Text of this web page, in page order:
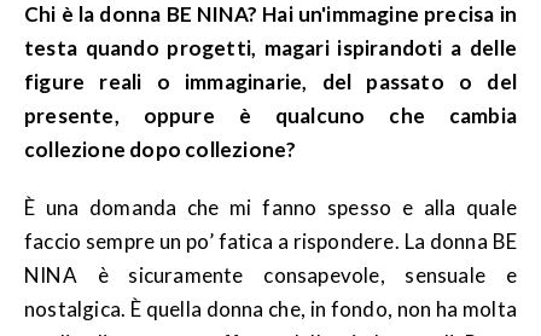
Chi è la donna BE NINA? Hai un'immagine precisa in
testa quando progetti, magari ispirandoti a delle
figure reali o immaginarie, del passato o del
presente, oppure è qualcuno che cambia
collezione dopo collezione?
È una domanda che mi fanno spesso e alla quale
faccio sempre un po’ fatica a rispondere. La donna BE
NINA è sicuramente consapevole, sensuale e
nostalgica. È quella donna che, in fondo, non ha molta